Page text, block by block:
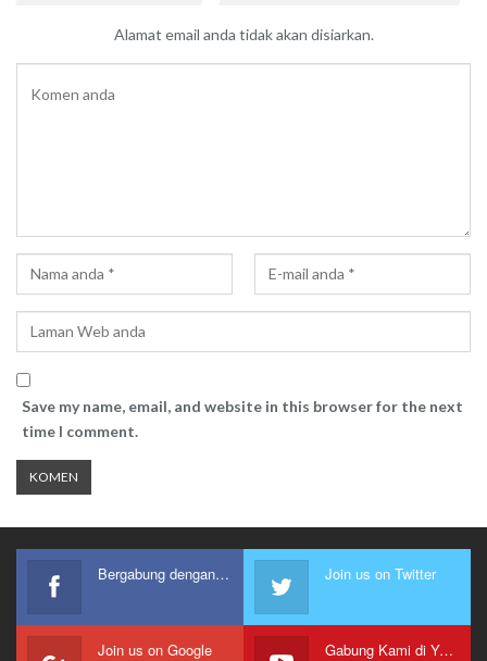
Alamat email anda tidak akan disiarkan.
Save my name, email, and website in this browser for the next
time I comment.
Bergabung dengan kami Join us on Twitter
Join us on Google Gabung Kami di Youtube